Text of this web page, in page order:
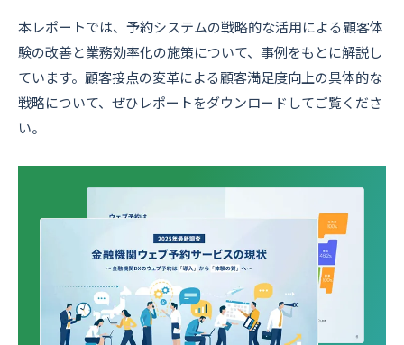
本レポートでは、予約システムの戦略的な活用による顧客体
験の改善と業務効率化の施策について、事例をもとに解説し
ています。顧客接点の変革による顧客満足度向上の具体的な
戦略について、ぜひレポートをダウンロードしてご覧くださ
い。